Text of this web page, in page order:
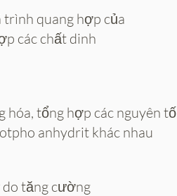
quang hợp của
các chất dinh
hóa, tổng hợp các nguyên tố
anhydrit khác nhau
tăng cường